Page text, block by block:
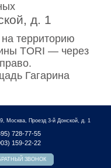
д. 1
территорию
TORI — через
Гагарина
Москва, Проезд 3-й Донской, д. 1
728-77-55
159-22-22
ЗВОНОК